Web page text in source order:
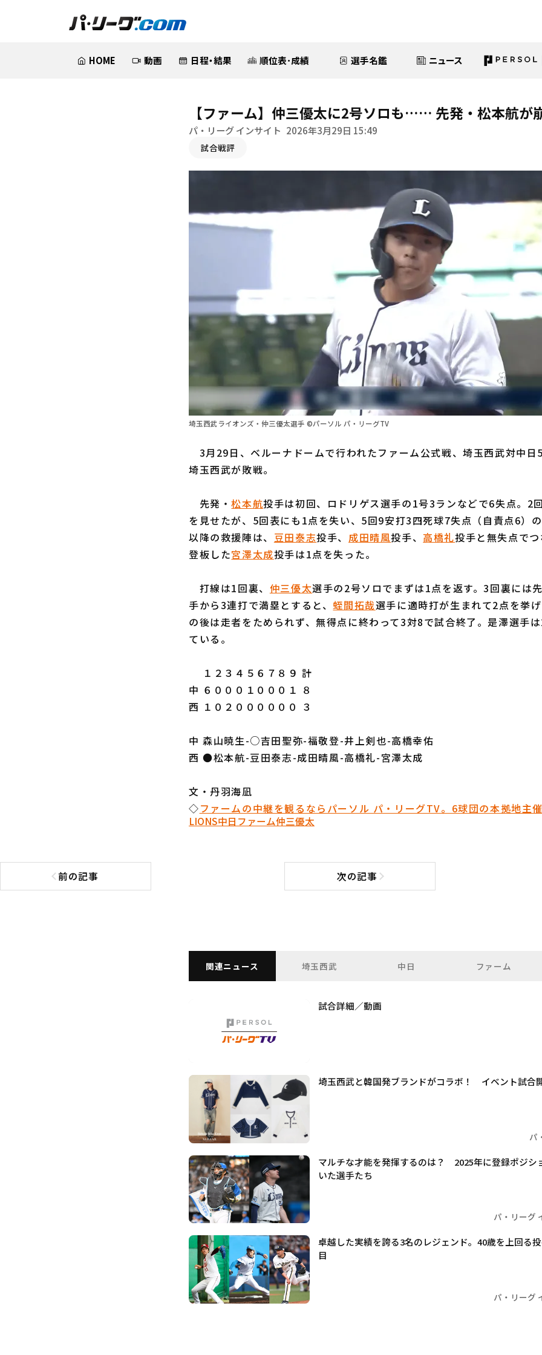
HOME 動画 日程・結果 順位表･成績 選手名鑑 ニュース
【ファーム】仲三優太に2号ソロも…… 先発・松本航が
パ・リーグ インサイト 2026年3月29日 15:49
試合戦評
埼玉西武ライオンズ・仲三優太選手 ©パーソル パ・リーグTV
3月29日、ベルーナドームで行われたファーム公式戦、埼玉西武対中日
埼玉西武が敗戦。
先発・松本航投手は初回、ロドリゲス選手の1号3ランなどで6失点。2
を見せたが、5回表にも1点を失い、5回9安打3四死球7失点（自責点6）
以降の救援陣は、 豆田泰志投手、 成田晴風投手、高橋礼投手と無失点で
登板した宮澤太成投手は1点を失った。
打線は1回裏、 仲三優太選手の2号ソロでまずは1点を返す。3回裏には
手から3連打で満塁とすると、蛭間拓哉選手に適時打が生まれて2点を挙
の後は走者をためられず、無得点に終わって3対8で試合終了。是澤選手
ている。
１２３４５６７８９ 計
中 ６０００１０００１ ８
西 １０２００００００ ３
中 森山暁生-○吉田聖弥-福敬登-井上剣也-高橋幸佑
西 ●松本航-豆田泰志-成田晴風-高橋礼-宮澤太成
文・丹羽海凪
◇ファームの中継を観るならパーソル パ・リーグTV。6球団の本拠地主
LIONS中日 ファーム仲三優太
前の記事
前の記事へ 次の記事次の記事へ
関連ニュース 埼玉西武 中日 ファーム
試合詳細／動画
埼玉西武と韓国発ブランドがコラボ！ イベント試合
パ
マルチな才能を発揮するのは？ 2025年に登録ポジシ
いた選手たち
パ・リーグ
卓越した実績を誇る3名のレジェンド。40歳を上回る
目
パ・リーグ